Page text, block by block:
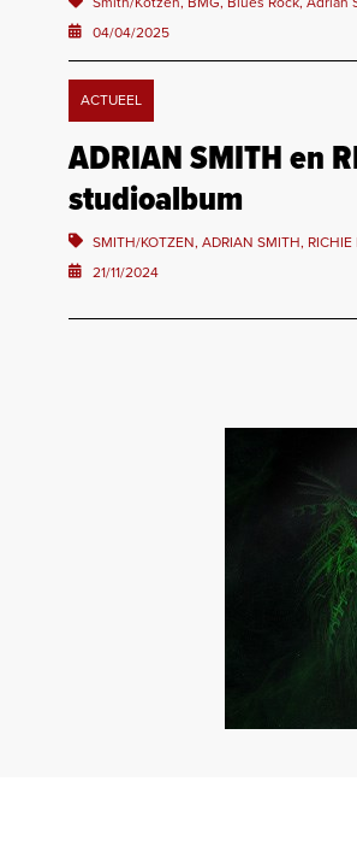
04/04/2025
ACTUEEL
ADRIAN SMITH en
studioalbum
SMITH/KOTZEN, ADRIAN SMITH, RICHIE
21/11/2024